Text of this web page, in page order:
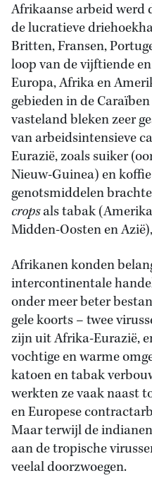
Afrikaanse arbeid werd
de lucratieve
Britten, Fransen,
loop van de vijftiende
Europa, Afrika en
gebieden in de
vasteland bleken zeer
van arbeidsintensieve
Eurazië, zoals suiker
Nieuw-Guinea) en
genotsmiddelen
cropsals tabak
Midden-Oosten en
Afrikanen konden
intercontinentale
onder meer beter
gele koorts – twee
zijn uit Afrika-Eurazië,
vochtige en warme
katoen en tabak
werkten ze vaak naast
en Europese
Maar terwijl de
aan de tropische
veelal doorzwoegen.